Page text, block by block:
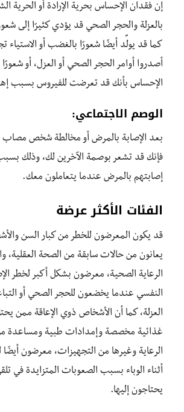
إن فقدان الإحساس بحرية الإرادة أو الحرية
بالعزلة والحجر الصحي قد يؤدي كثيرًا إلى شعور
كما قد يولِّد أيضًا شعورًا بالغضب أو الاستياء
أصدروا أوامر الحجر الصحي أو العزل، أو
الإحساس بأنك قد تعرضت للفيروس بسبب
الوصم الاجتماعي:
بعد الإصابة بالمرض أو مخالطة شخص مصاب
فإنك قد تشعر بوصمة الآخرين لك، وذلك
إصابتهم بالمرض عندما يتعاملون معك.
الفئات الأكثر عرضة
قد يكون المعرضون للخطر من كبار السن
يعانون من حالات سابقة من الصحة العقلية،
الرعاية الصحية، معرضون بشكل أكبر لخطر
النفسي عندما يخضعون للحجر الصحي أو
العزلة، كما أن الأشخاص ذوي الإعاقة ممن
غذائية مخصصة وإمدادات طبية ومساعدة
الرعاية وغيرها من التجهيزات، معرضون
أثناء الوباء بسبب الصعوبات المتزايدة في
يحتاجون إليها.